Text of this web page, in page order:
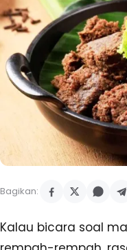
Bagikan:
Kalau bicara soal